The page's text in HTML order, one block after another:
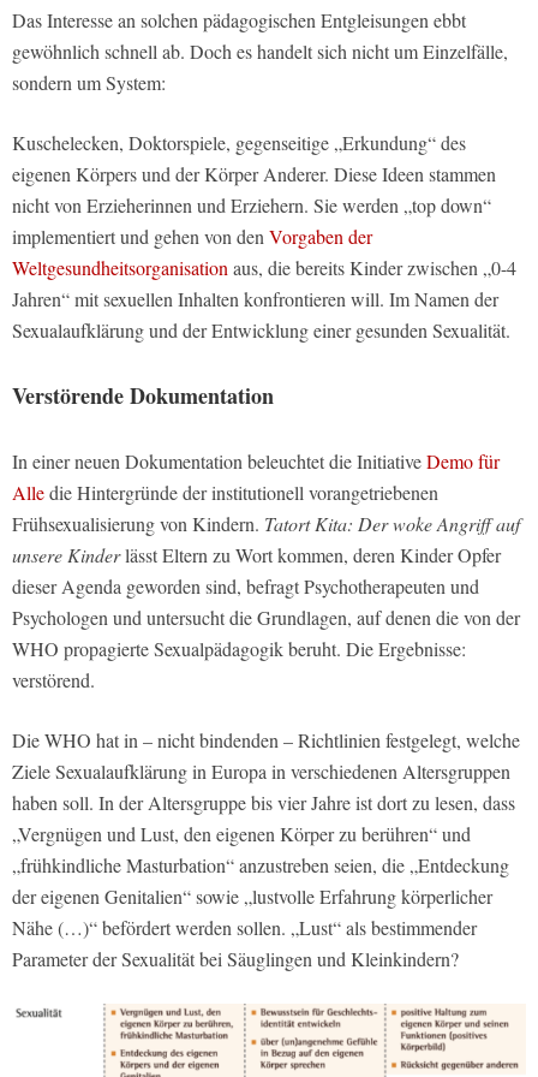
Das Interesse an solchen pädagogischen Entgleisungen ebbt
gewöhnlich schnell ab. Doch es handelt sich nicht um Einzelfälle,
sondern um System:
Kuschelecken, Doktorspiele, gegenseitige „Erkundung“ des
eigenen Körpers und der Körper Anderer. Diese Ideen stammen
nicht von Erzieherinnen und Erziehern. Sie werden „top down“
implementiert und gehen von denVorgaben der
Weltgesundheitsorganisationaus, die bereits Kinder zwischen „0-4
Jahren“ mit sexuellen Inhalten konfrontieren will. Im Namen der
Sexualaufklärung und der Entwicklung einer gesunden Sexualität.
Verstörende Dokumentation
In einer neuen Dokumentation beleuchtet die InitiativeDemo für
Alledie Hintergründe der institutionell vorangetriebenen
Frühsexualisierung von Kindern. Tatort Kita: Der woke Angriff auf
unsere Kinderlässt Eltern zu Wort kommen, deren Kinder Opfer
dieser Agenda geworden sind, befragt Psychotherapeuten und
Psychologen und untersucht die Grundlagen, auf denen die von der
WHO propagierte Sexualpädagogik beruht. Die Ergebnisse:
verstörend.
Die WHO hat in – nicht bindenden – Richtlinien festgelegt, welche
Ziele Sexualaufklärung in Europa in verschiedenen Altersgruppen
haben soll. In der Altersgruppe bis vier Jahre ist dort zu lesen, dass
„Vergnügen und Lust, den eigenen Körper zu berühren“ und
„frühkindliche Masturbation“ anzustreben seien, die „Entdeckung
der eigenen Genitalien“ sowie „lustvolle Erfahrung körperlicher
Nähe (…)“ befördert werden sollen. „Lust“ als bestimmender
Parameter der Sexualität bei Säuglingen und Kleinkindern?